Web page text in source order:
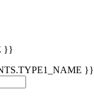
}}
}}